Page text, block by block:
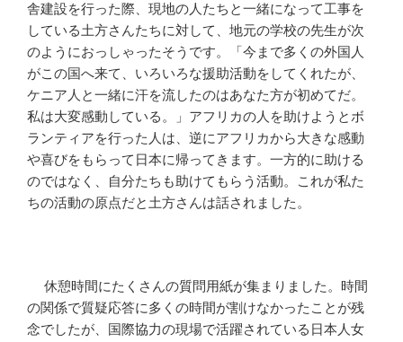
舎建設を行った際、現地の人たちと一緒になって工事を
している土方さんたちに対して、地元の学校の先生が次
のようにおっしゃったそうです。「今まで多くの外国人
がこの国へ来て、いろいろな援助活動をしてくれたが、
ケニア人と一緒に汗を流したのはあなた方が初めてだ。
私は大変感動している。」アフリカの人を助けようとボ
ランティアを行った人は、逆にアフリカから大きな感動
や喜びをもらって日本に帰ってきます。一方的に助ける
のではなく、自分たちも助けてもらう活動。これが私た
ちの活動の原点だと土方さんは話されました。
休憩時間にたくさんの質問用紙が集まりました。時間
の関係で質疑応答に多くの時間が割けなかったことが残
念でしたが、国際協力の現場で活躍されている日本人女